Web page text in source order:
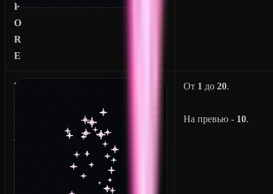
P
O
R
E
W
X
O
F
F
От 1 до20.
На превью - 10.